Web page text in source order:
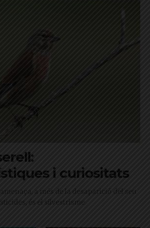
i curiositats
a més de la desaparició del seu
és el silvestrisme